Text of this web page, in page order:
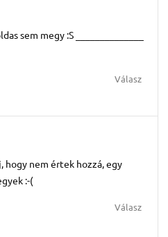
sem megy :S ______________
Válasz
hogy nem értek hozzá, egy
:-(
Válasz